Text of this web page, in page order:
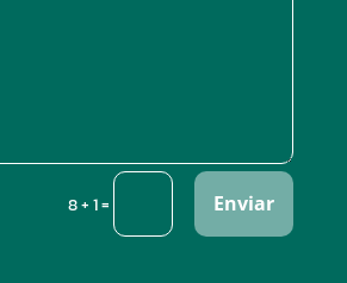
8 + 1= Enviar